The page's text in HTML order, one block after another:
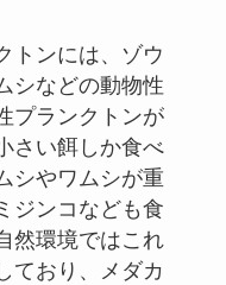
トンには、ゾウ
シなどの動物性
プランクトンが
さい餌しか食べ
シやワムシが重
ジンコなども食
然環境ではこれ
ており、メダカ